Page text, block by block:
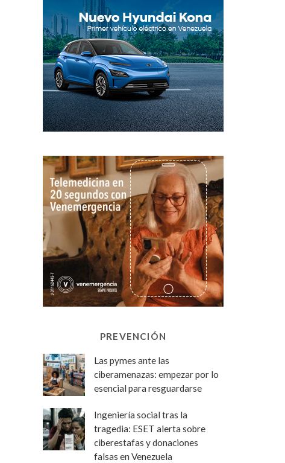
PREVENCIÓN
Las pymes ante las
ciberamenazas: empezar por lo
esencial para resguardarse
Ingeniería social tras la
tragedia: ESET alerta sobre
ciberestafas y donaciones
falsas en Venezuela